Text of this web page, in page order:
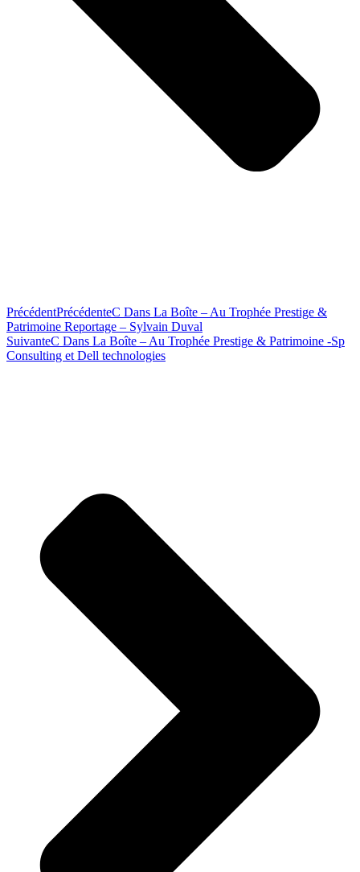
PrécédentPrécédenteC Dans La Boîte – Au Trophée Prestige &
Patrimoine Reportage – Sylvain Duval
SuivanteC Dans La Boîte – Au Trophée Prestige & Patrimoine -Sp
Consulting et Dell technologies